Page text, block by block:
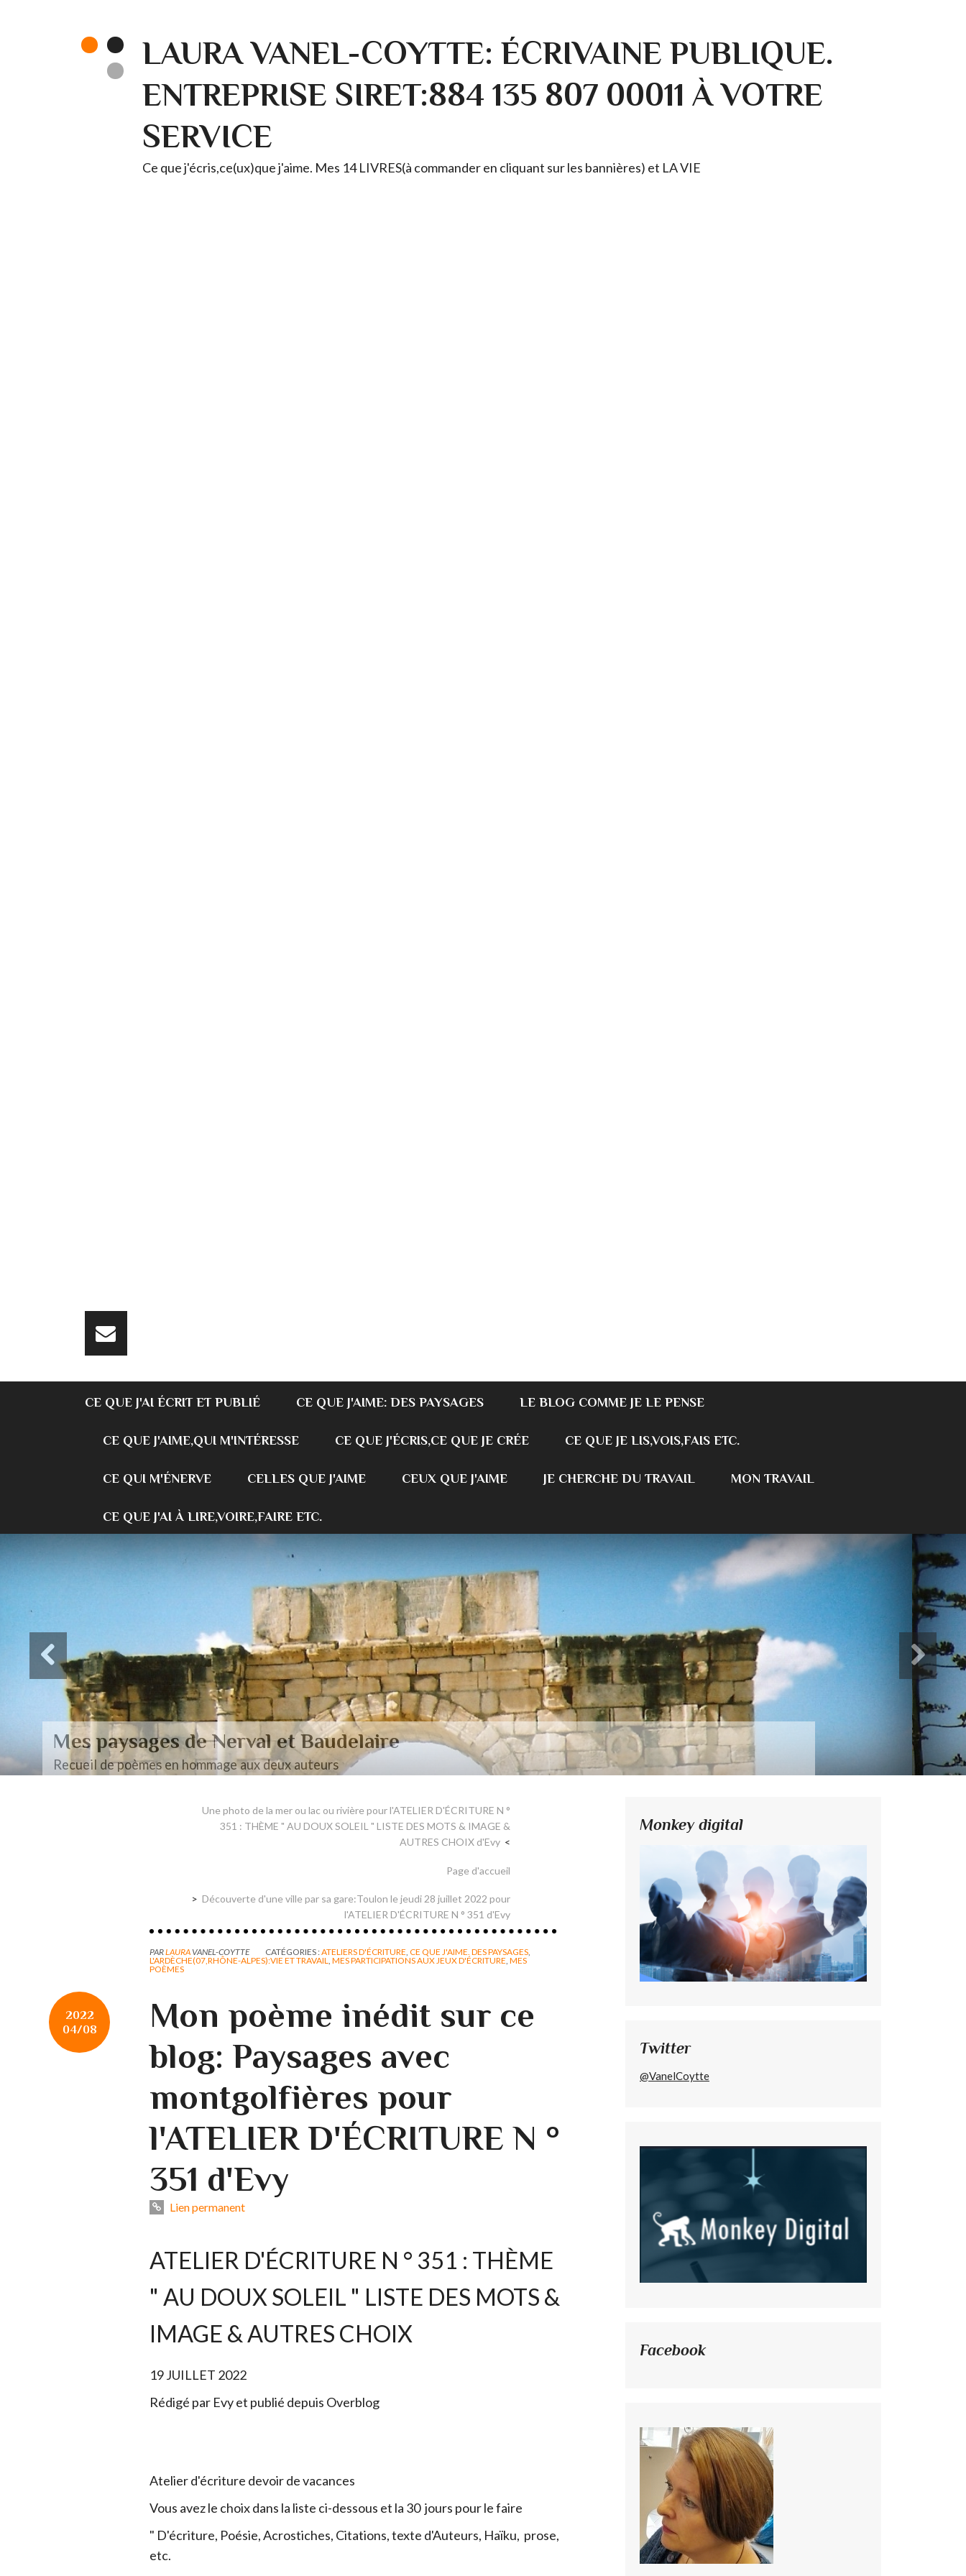
LAURA VANEL-COYTTE: ÉCRIVAINE PUBLIQUE.
ENTREPRISE SIRET:884 135 807 00011 À VOTRE
SERVICE
Ce que j'écris,ce(ux)que j'aime. Mes 14 LIVRES(à commander en cliquant sur les bannières) et LA VIE
CE QUE J'AI ÉCRIT ET PUBLIÉ CE QUE J'AIME: DES PAYSAGES LE BLOG COMME JE LE PENSE
CE QUE J'AIME,QUI M'INTÉRESSE CE QUE J'ÉCRIS,CE QUE JE CRÉE CE QUE JE LIS,VOIS,FAIS ETC.
CE QUI M'ÉNERVE CELLES QUE J'AIME CEUX QUE J'AIME JE CHERCHE DU TRAVAIL MON TRAVAIL
CE QUE J'AI À LIRE,VOIRE,FAIRE ETC.
Des paysages de Baudelaire et Nerval
Mon mémoire de maîtrise
Une photo de la mer ou lac ou rivière pour l'ATELIER D'ÉCRITURE N °
351 : THÈME " AU DOUX SOLEIL " LISTE DES MOTS & IMAGE &
AUTRES CHOIX d'Evy
Page d'accueil
Découverte d'une ville par sa gare:Toulon le jeudi 28 juillet 2022 pour
l'ATELIER D'ÉCRITURE N ° 351 d'Evy
PARLAURA VANEL-COYTTE CATÉGORIES :ATELIERS D'ÉCRITURE, CE QUE J'AIME. DES PAYSAGES,
L'ARDÈCHE(07,RHÔNE-ALPES):VIE ET TRAVAIL, MES PARTICIPATIONS AUX JEUX D'ÉCRITURE, MES
POÈMES
2022
04/08
Mon poème inédit sur ce
blog: Paysages avec
montgolfières pour
l'ATELIER D'ÉCRITURE N °
351 d'Evy
Lien permanent
ATELIER D'ÉCRITURE N ° 351 : THÈME
" AU DOUX SOLEIL " LISTE DES MOTS &
IMAGE & AUTRES CHOIX
19 JUILLET 2022
Rédigé par Evy et publié depuis Overblog
Atelier d'écriture devoir de vacances
Vous avez le choix dans la liste ci-dessous et la 30 jours pour le faire
" D'écriture, Poésie, Acrostiches, Citations, texte d'Auteurs, Haïku, prose,
etc.
Monkey digital
Twitter
@VanelCoytte
Facebook